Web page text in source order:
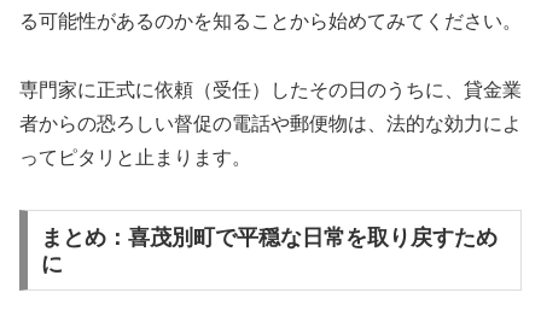
る可能性があるのかを知ることから始めてみてください。
専門家に正式に依頼（受任）したその日のうちに、貸金業
者からの恐ろしい督促の電話や郵便物は、法的な効力によ
ってピタリと止まります。
まとめ：喜茂別町で平穏な日常を取り戻すため
に